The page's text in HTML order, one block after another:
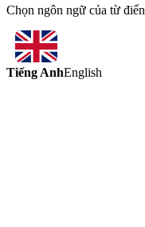
Chọn ngôn ngữ của từ điển
Tiếng AnhEnglish